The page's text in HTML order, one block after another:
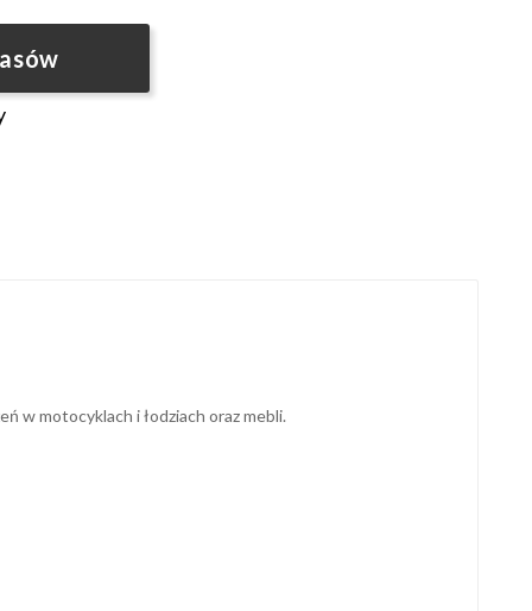
w motocyklach i łodziach oraz mebli.